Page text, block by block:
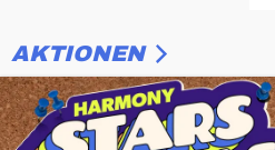
AKTIONEN